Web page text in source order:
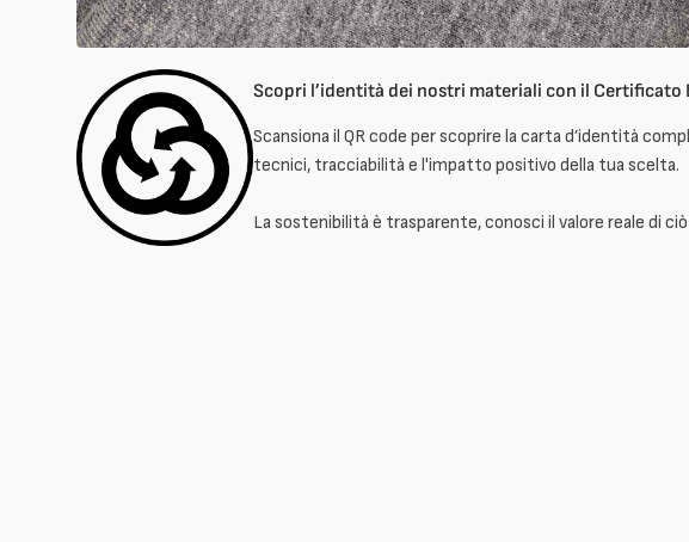
Scopri l’identità dei nostri materiali con il Certificato
Scansiona il QR code per scoprire la carta d’identità
tecnici, tracciabilità e l'impatto positivo della tua scelta.
La sostenibilità è trasparente, conosci il valore reale di